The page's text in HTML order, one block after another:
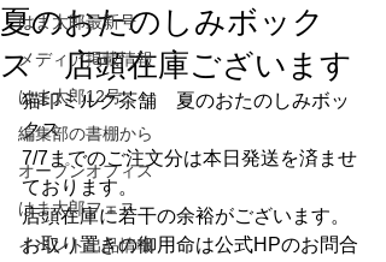
はま太郎最新号
メディア掲載情報
はま太郎12号
編集部の書棚から
オープンオフィス
はま太郎フェス
イベント出品情報
夏のおたのしみボック
ス 店頭在庫ございます
猫印ミルク茶舗　夏のおたのしみボッ
クス
7/7までのご注文分は本日発送を済ませ
ております。
店頭在庫に若干の余裕がございます。
お取り置きの御用命は公式HPのお問合